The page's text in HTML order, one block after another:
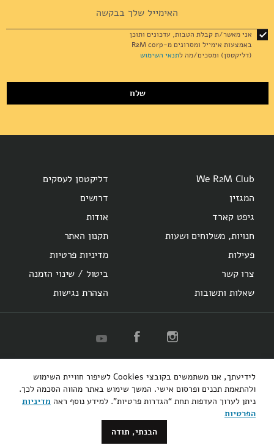
for
Our
Newsletter:
שלח
אני מאשר/ת קבלת הטבות, עדכונים ותוכן
באמצעות אימייל ומסרונים מ-R2M corp
(דליקטסן) ומסכים/מה לתנאי השימוש
We R2M Club
המגזין
גיפט קארד
חנויות, משלוחים ושעות
פעילות
צרו קשר
שאלות ותשובות
דליקטסן לעסקים
דרושים
אודות
תקנון האתר
מדיניות פרטיות
ביטול / שינוי הזמנה
הצהרת נגישות
קופיבר אקספרס
לידיעתך, אנו משתמשים בקובצי Cookies לשיפור חוויית השימוש
ולהתאמת תכנים ופרסום אישי. המשך שימוש באתר מהווה הסכמה לכך.
ניתן לערוך העדפות תחת “הגדרות פרטיות”. למידע נוסף ראה מדיניות
הפרטיות
הבנתי, תודה